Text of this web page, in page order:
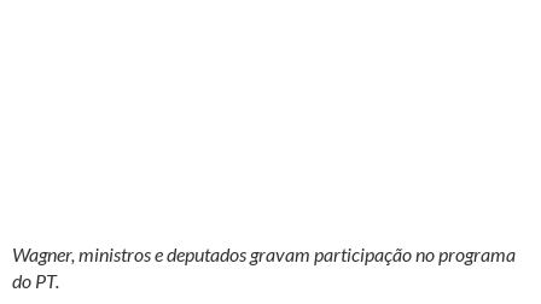
Wagner, ministros e deputados gravam participação no programa
do PT.